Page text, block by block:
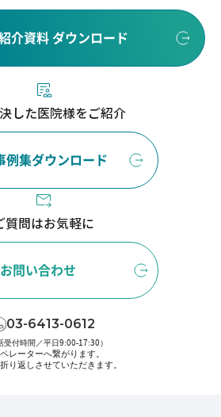
介資料 ダウンロード
した医院様をご紹介
例集ダウンロード
質問はお気軽に
お問い合わせ
03-6413-0612
受付時間／平日9:00-17:30）
レーターへ繋がります。
り返しさせていただきます。